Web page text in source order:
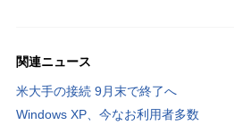
関連ニュース
米大手の接続 9月末で終了へ
Windows XP、今なお利用者多数